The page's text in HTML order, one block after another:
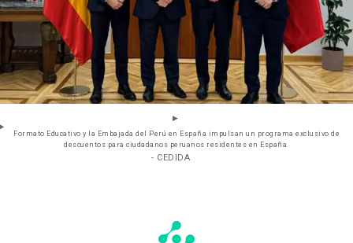
Formato Educativo y la Embajada del Perú en España impulsan un programa exclusivo de
descuentos para ciudadanos peruanos residentes en España.
- CEDIDA